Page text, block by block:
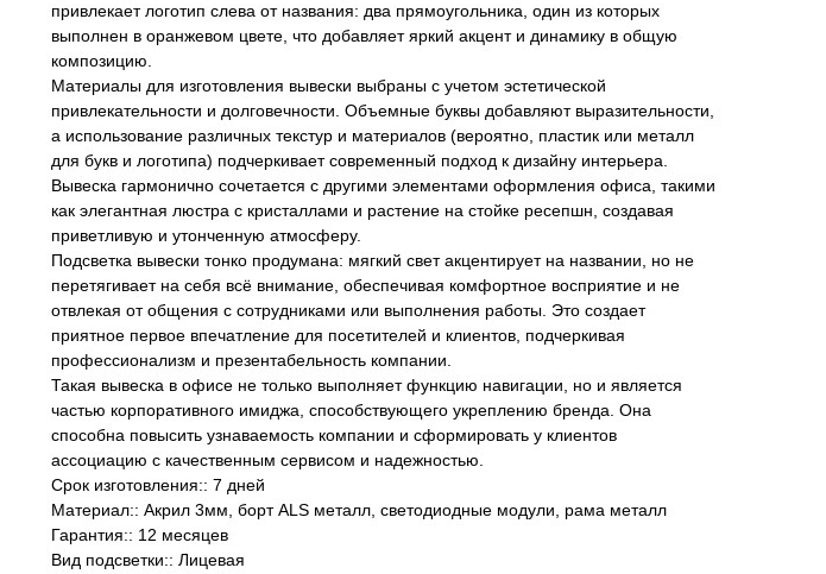
привлекает логотип слева от названия: два прямоугольника, один из которых
выполнен в оранжевом цвете, что добавляет яркий акцент и динамику в общую
композицию.
Материалы для изготовления вывески выбраны с учетом эстетической
привлекательности и долговечности. Объемные буквы добавляют выразительности,
а использование различных текстур и материалов (вероятно, пластик или металл
для букв и логотипа) подчеркивает современный подход к дизайну интерьера.
Вывеска гармонично сочетается с другими элементами оформления офиса, такими
как элегантная люстра с кристаллами и растение на стойке ресепшн, создавая
приветливую и утонченную атмосферу.
Подсветка вывески тонко продумана: мягкий свет акцентирует на названии, но не
перетягивает на себя всё внимание, обеспечивая комфортное восприятие и не
отвлекая от общения с сотрудниками или выполнения работы. Это создает
приятное первое впечатление для посетителей и клиентов, подчеркивая
профессионализм и презентабельность компании.
Такая вывеска в офисе не только выполняет функцию навигации, но и является
частью корпоративного имиджа, способствующего укреплению бренда. Она
способна повысить узнаваемость компании и сформировать у клиентов
ассоциацию с качественным сервисом и надежностью.
Срок изготовления:: 7 дней
Материал:: Акрил 3мм, борт ALS металл, светодиодные модули, рама металл
Гарантия:: 12 месяцев
Вид подсветки:: Лицевая